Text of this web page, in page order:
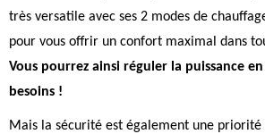
très versatile avec ses 2 modes de
pour vous offrir un confort maximal dans
Vous pourrez ainsi réguler la puissance
besoins !
Mais la sécurité est également une priorité